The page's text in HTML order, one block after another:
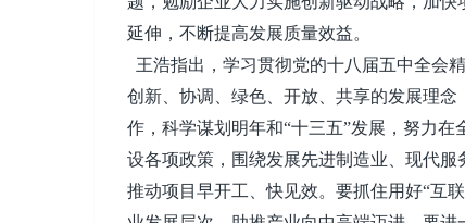
延伸，不断提高发展质量效益。
王浩指出，学习贯彻党的十八届五中全会
创新、协调、绿色、开放、共享的发展理
作，科学谋划明年和“十三五”发展，努力
设各项政策，围绕发展先进制造业、现代
推动项目早开工、快见效。要抓住用好“互